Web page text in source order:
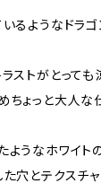
るようなドラ
ストがとっても
ちょっと大人な
うなホワイト
穴とテクスチ